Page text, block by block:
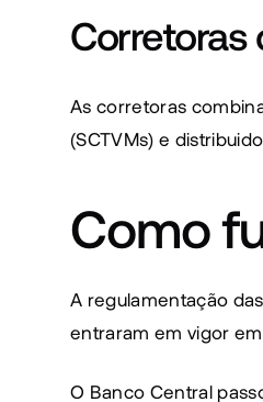
Corretoras
As corretoras
(SCTVMs) e
Como
A regulamentação
entraram em vigor
O Banco Central